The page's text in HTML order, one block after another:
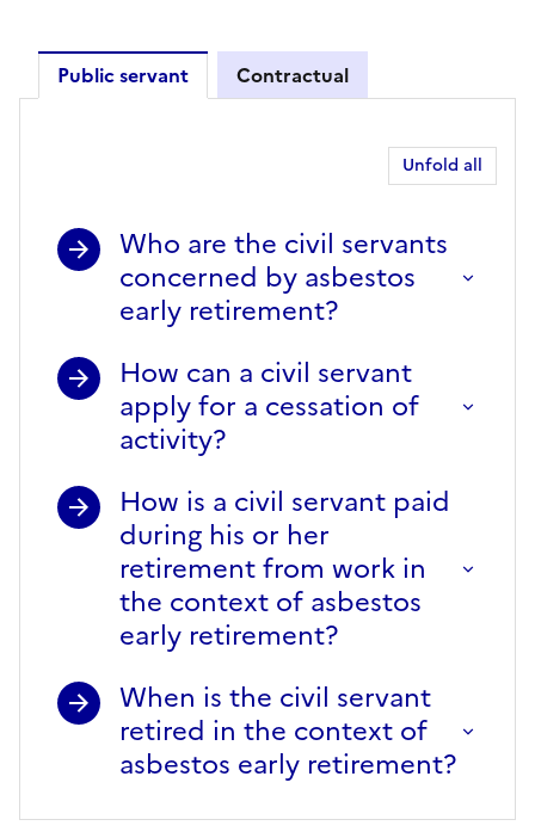
Public servant Contractual
Unfold all
Who are the civil servants
concerned by asbestos
early retirement?
How can a civil servant
apply for a cessation of
activity?
How is a civil servant paid
during his or her
retirement from work in
the context of asbestos
early retirement?
When is the civil servant
retired in the context of
asbestos early retirement?